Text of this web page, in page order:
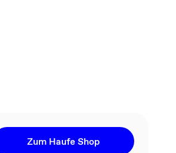
Zum Haufe Shop